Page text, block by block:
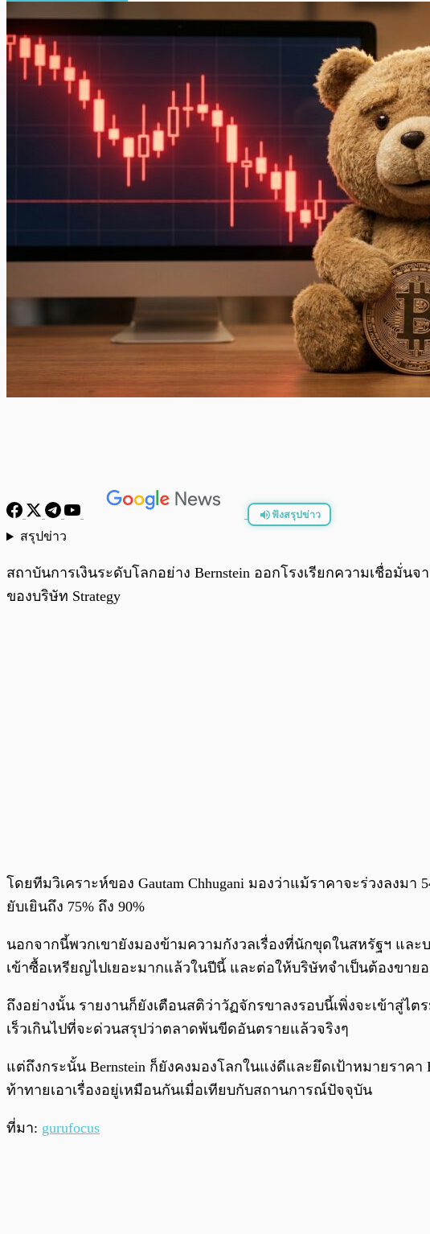
ฟังสรุปข่าว
สรุปข่าว
สถาบันการเงินระดับโลกอย่าง Bernstein ออกโรงเรียกความเชื่อมั่
ของบริษัท Strategy
โดยทีมวิเคราะห์ของ Gautam Chhugani มองว่าแม้ราคาจะร่วงลง
ยับเยินถึง 75% ถึง 90%
นอกจากนี้พวกเขายังมองข้ามความกังวลเรื่องที่นักขุดในสหรัฐฯ และ
เข้าซื้อเหรียญไปเยอะมากแล้วในปีนี้ และต่อให้บริษัทจำเป็นต้องขา
ถึงอย่างนั้น รายงานก็ยังเตือนสติว่าวัฏจักรขาลงรอบนี้เพิ่งจะเข้าสู่ไ
เร็วเกินไปที่จะด่วนสรุปว่าตลาดพ้นขีดอันตรายแล้วจริงๆ
แต่ถึงกระนั้น Bernstein ก็ยังคงมองโลกในแง่ดีและยึดเป้าหมายราค
ท้าทายเอาเรื่องอยู่เหมือนกันเมื่อเทียบกับสถานการณ์ปัจจุบัน
ที่มา: gurufocus